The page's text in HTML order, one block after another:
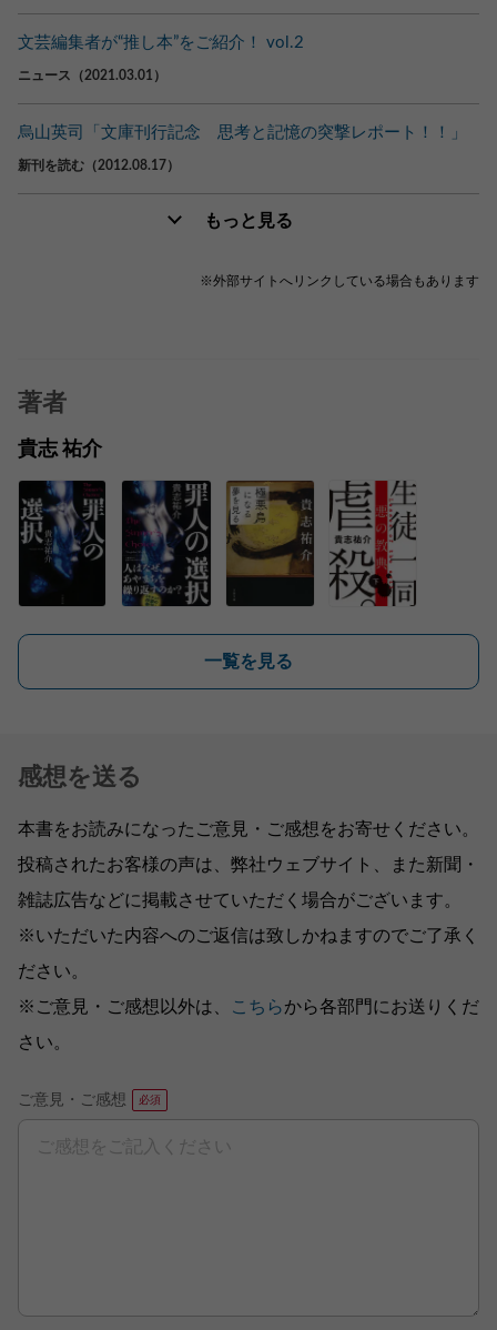
文芸編集者が“推し本”をご紹介！ vol.2
ニュース（2021.03.01）
烏山英司「文庫刊行記念 思考と記憶の突撃レポート！！」
新刊を読む（2012.08.17）
もっと見る
※外部サイトへリンクしている場合もあります
著者
貴志 祐介
一覧を見る
感想を送る
本書をお読みになったご意見・ご感想をお寄せください。
投稿されたお客様の声は、弊社ウェブサイト、また新聞・
雑誌広告などに掲載させていただく場合がございます。
※いただいた内容へのご返信は致しかねますのでご了承く
ださい。
※ご意見・ご感想以外は、
こちらから各部門にお送りくだ
さい。
ご意見・ご感想